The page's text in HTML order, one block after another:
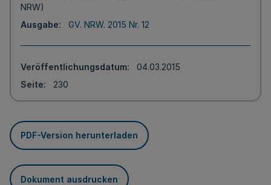
NRW)
Ausgabe
GV. NRW. 2015 Nr. 12
Veröffentlichungsdatum
04.03.2015
Seite
230
PDF-Version herunterladen
Dokument ausdrucken